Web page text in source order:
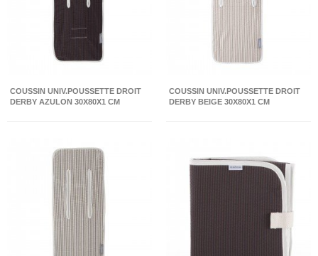
COUSSIN UNIV.POUSSETTE DROIT
DERBY AZULON 30X80X1 CM
COUSSIN UNIV.POUSSETTE DROIT
DERBY BEIGE 30X80X1 CM